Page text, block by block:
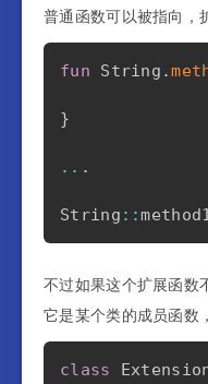
普通函数可以被指向，
fun String .
}
.. .
String ::
不过如果这个扩展函
它是某个类的成员函数
class